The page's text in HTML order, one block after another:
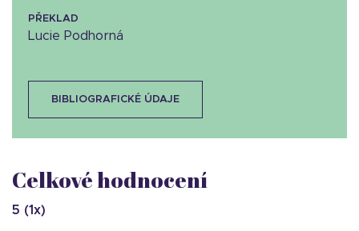
PŘEKLAD
Lucie Podhorná
BIBLIOGRAFICKÉ ÚDAJE
Celkové hodnocení
5 (1x)